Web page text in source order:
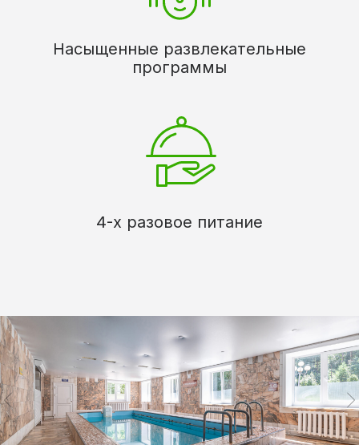
Насыщенные развлекательные
программы
4-х разовое питание